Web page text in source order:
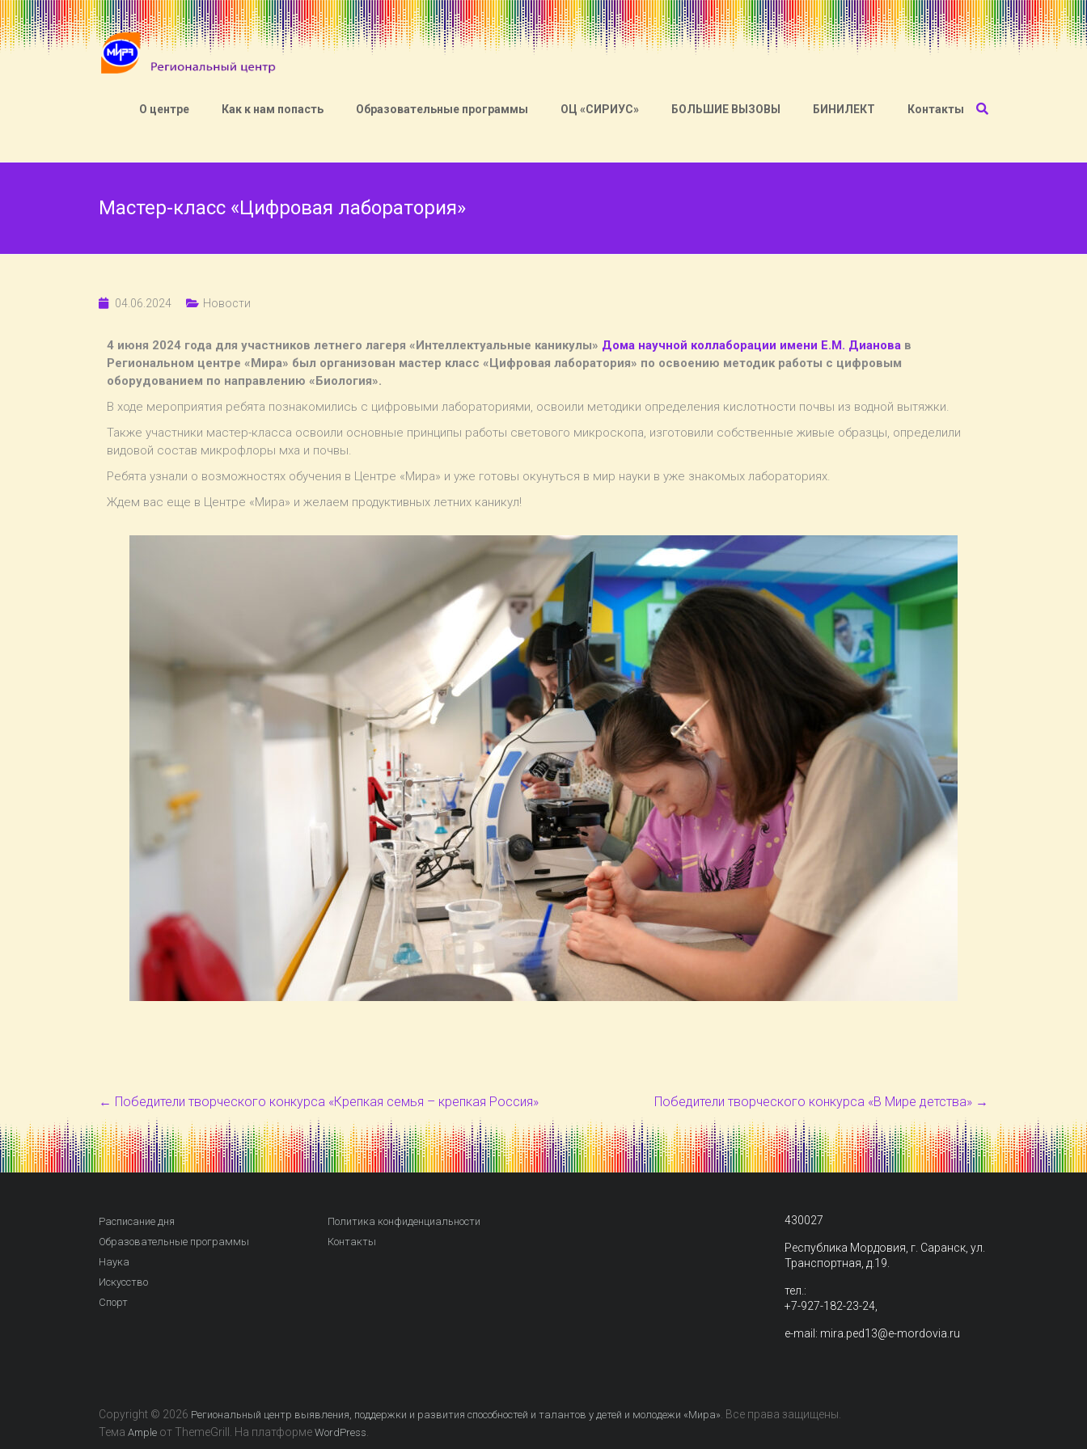
О центре Как к нам попасть Образовательные программы ОЦ «СИРИУС» БОЛЬШИЕ ВЫЗОВЫ БИНИЛЕКТ Контакты
Мастер-класс «Цифровая лаборатория»
04.06.2024 Новости
4 июня 2024 года для участников летнего лагеря «Интеллектуальные каникулы» Дома научной коллаборации имени Е.М. Дианова в
Региональном центре «Мира» был организован мастер класс «Цифровая лаборатория» по освоению методик работы с цифровым
оборудованием по направлению «Биология».
В ходе мероприятия ребята познакомились с цифровыми лабораториями, освоили методики определения кислотности почвы из водной вытяжки.
Также участники мастер-класса освоили основные принципы работы светового микроскопа, изготовили собственные живые образцы, определили
видовой состав микрофлоры мха и почвы.
Ребята узнали о возможностях обучения в Центре «Мира» и уже готовы окунуться в мир науки в уже знакомых лабораториях.
Ждем вас еще в Центре «Мира» и желаем продуктивных летних каникул!
← Победители творческого конкурса «Крепкая семья – крепкая Россия» Победители творческого конкурса «В Мире детства» →
Расписание дня
Образовательные программы
Наука
Искусство
Спорт
Политика конфиденциальности
Контакты
430027
Республика Мордовия, г. Саранск, ул.
Транспортная, д.19.
тел.:
+7-927-182-23-24,
e-mail: mira.ped13@e-mordovia.ru
Copyright © 2026 Региональный центр выявления, поддержки и развития способностей и талантов у детей и молодежи «Мира» . Все права защищены.
Тема Ample от ThemeGrill. На платформе WordPress